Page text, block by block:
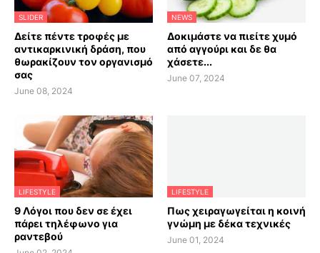
SLIDER
Δείτε πέντε τροφές με
αντικαρκινική δράση, που
θωρακίζουν τον οργανισμό
σας
June 08, 2024
NEWS
Δοκιμάστε να πιείτε χυμό
από αγγούρι και δε θα
χάσετε...
June 07, 2024
LIFESTYLE
9 Λόγοι που δεν σε έχει
πάρει τηλέφωνο για
ραντεβού
LIFESTYLE
Πως χειραγωγείται η κοινή
γνώμη με δέκα τεχνικές
June 01, 2024